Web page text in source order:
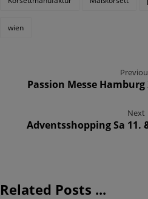
wien
Passion Messe Hamburg
Next
Adventsshopping Sa 11.
Related Posts ...